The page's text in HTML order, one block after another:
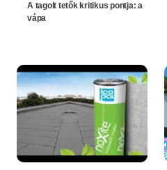
A tagolt tetők kritikus pontja: a
vápa